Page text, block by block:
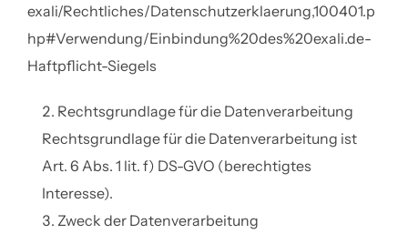
exali/Rechtliches/Datenschutzerklaerung,100401.p
hp#Verwendung/Einbindung%20des%20exali.de-
Haftpflicht-Siegels
Rechtsgrundlage für die Datenverarbeitung
Rechtsgrundlage für die Datenverarbeitung ist
Art. 6 Abs. 1 lit. f) DS-GVO (berechtigtes
Interesse).
Zweck der Datenverarbeitung